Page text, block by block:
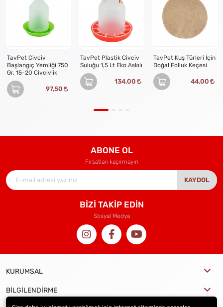
TavPet Civciv
Başlangıç Yemliği 750
Gr. 15-20 Civcivlik
97,50
TavPet Plastik Civciv
Suluğu 1,5 Lt Eko Askılı
134,00
TavPet Kuş Türleri İçin
Doğal Folluk Keçesi
44,00
ABONE OL
Fırsatları kaçırmayın
KAYDOL
BİZİ TAKİP EDİN
Sosyal Medya
KURUMSAL
BİLGİLENDİRME